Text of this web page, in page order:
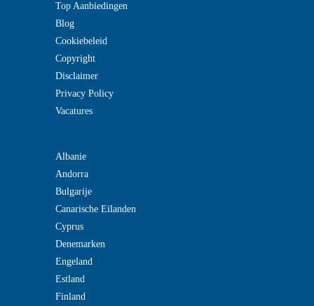
Top Aanbiedingen
Blog
Cookiebeleid
Copyright
Disclaimer
Privacy Policy
Vacatures
Albanie
Andorra
Bulgarije
Canarische Eilanden
Cyprus
Denemarken
Engeland
Estland
Finland